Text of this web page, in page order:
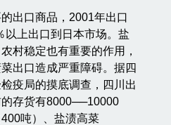
口商品，2001年出口
以上出口到日本市场。盐
村稳定也有重要的作用，
出口造成严重障碍。据四
疫局的摸底调查，四川出
存货有8000──10000
吨）、盐渍高菜